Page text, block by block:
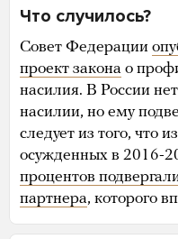
Что случилось?
Совет Федерации
проект закона о
насилия. В России
насилии, но ему
следует из того, что
осужденных в 2016-
процентов
партнера, которого